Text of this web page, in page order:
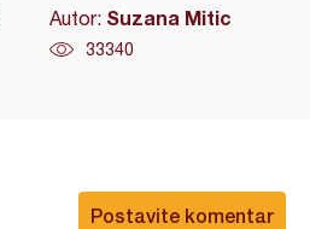
Autor: Suzana Mitic
33340
Postavite komentar